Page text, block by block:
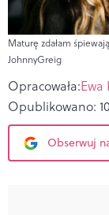
Maturę zdałam
JohnnyGreig
Opracowała:Ewa
Opublikowano:
Obserwuj